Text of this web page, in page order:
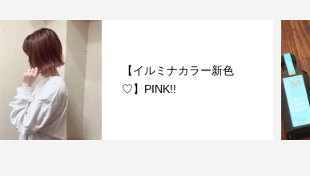
【イルミナカラー新色
♡】PINK!!